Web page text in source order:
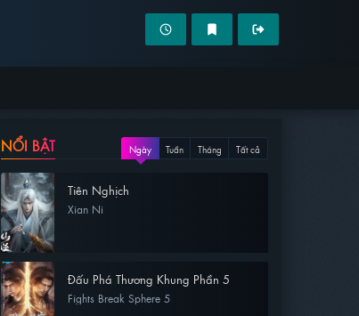
NỔI BẬT Ngày Tuần Tháng Tất cả
Tiên Nghịch
Xian Ni
Đấu Phá Thương Khung Phần 5
Fights Break Sphere 5